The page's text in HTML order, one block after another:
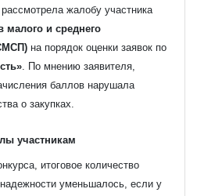
жалобу участника
малого и среднего
на порядок оценки заявок по
. По мнению заявителя,
баллов нарушала
о закупках.
участникам
итоговое количество
уменьшалось, если у